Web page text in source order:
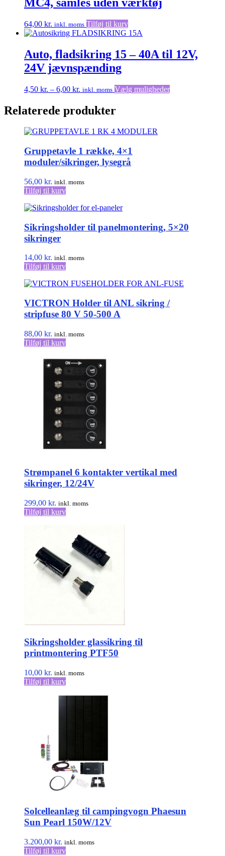
64,00 kr. inkl. moms Tilføj til kurv
Auto, fladsikring 15 – 40A til 12V,
24V jævnspænding
4,50 kr. – 6,00 kr. Prisinterval:
til
6,00 kr.
inkl. moms Vælg mulighederDette
Relaterede produkter
Gruppetavle 1 række, 4×1
moduler/sikringer, lysegrå
56,00 kr. inkl. moms
Tilføj til kurv
Sikringsholder til panelmontering, 5×20
sikringer
14,00 kr. inkl. moms
Tilføj til kurv
VICTRON Holder til ANL sikring /
stripfuse 80 V 50-500 A
88,00 kr. inkl. moms
Tilføj til kurv
Strømpanel 6 kontakter vertikal med
sikringer, 12/24V
299,00 kr. inkl. moms
Tilføj til kurv
Sikringsholder glassikring til
printmontering PTF50
10,00 kr. inkl. moms
Tilføj til kurv
Solcelleanlæg til campingvogn Phaesun
Sun Pearl 150W/12V
3.200,00 kr. inkl. moms
Tilføj til kurv